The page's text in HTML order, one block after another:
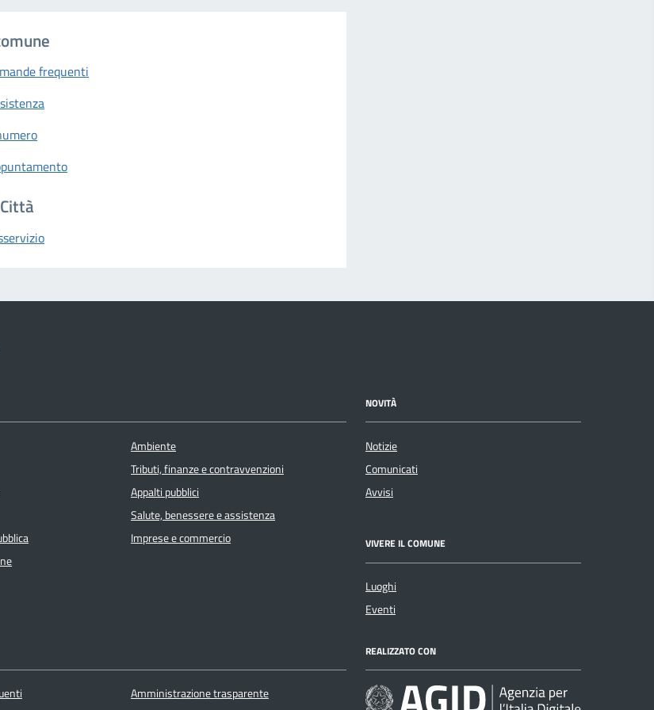
frequenti
Ambiente
Tributi, finanze e contravvenzioni
Appalti pubblici
Salute, benessere e assistenza
Imprese e commercio
NOVITÀ
Notizie
Comunicati
Avvisi
VIVERE IL COMUNE
Luoghi
Eventi
Amministrazione trasparente
REALIZZATO CON